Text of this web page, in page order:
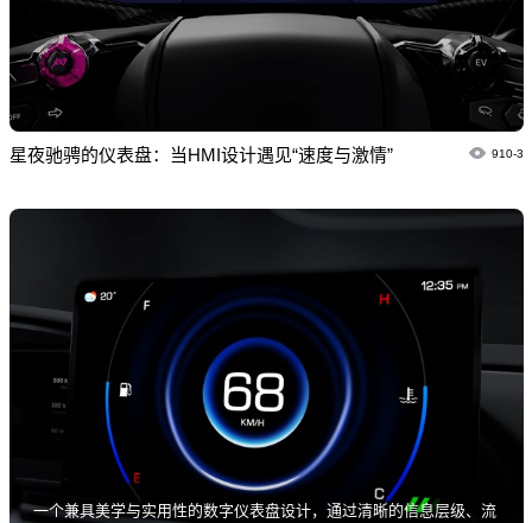
星夜驰骋的仪表盘：当HMI设计遇见“速度与激情” 910-3
一个兼具美学与实用性的数字仪表盘设计，通过清晰的信息层级、流